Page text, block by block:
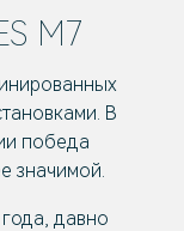
M7
В
победа
значимой.
давно